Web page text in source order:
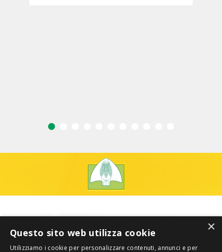
×
Questo sito web utilizza cookie
Utilizziamo i cookie per personalizzare contenuti, annunci e per